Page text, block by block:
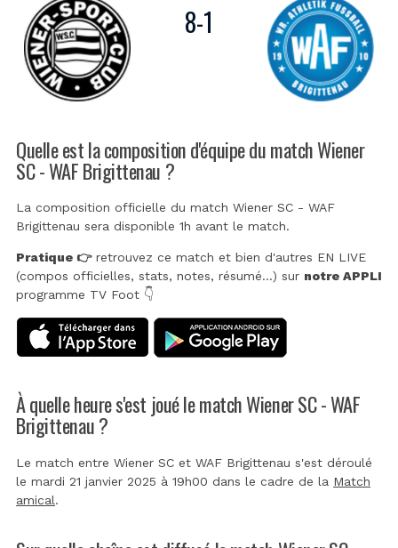
8-1
Quelle est la composition d'équipe du match Wiener
SC - WAF Brigittenau ?
La composition officielle du match Wiener SC - WAF
Brigittenau sera disponible 1h avant le match.
Pratique 👉retrouvez ce match et bien d'autres EN LIVE
(compos officielles, stats, notes, résumé...) sur notre APPLI
programme TV Foot 👇
À quelle heure s'est joué le match Wiener SC - WAF
Brigittenau ?
Le match entre Wiener SC et WAF Brigittenau s'est déroulé
le mardi 21 janvier 2025 à 19h00 dans le cadre de la Match
amical.